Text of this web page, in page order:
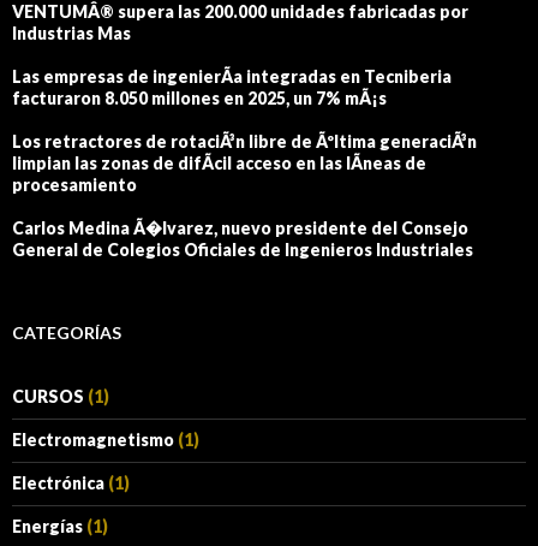
VENTUMÂ® supera las 200.000 unidades fabricadas por
Industrias Mas
Las empresas de ingenierÃ­a integradas en Tecniberia
facturaron 8.050 millones en 2025, un 7% mÃ¡s
Los retractores de rotaciÃ³n libre de Ãºltima generaciÃ³n
limpian las zonas de difÃ­cil acceso en las lÃ­neas de
procesamiento
Carlos Medina Ã�lvarez, nuevo presidente del Consejo
General de Colegios Oficiales de Ingenieros Industriales
CATEGORÍAS
CURSOS (1)
Electromagnetismo (1)
Electrónica (1)
Energías (1)